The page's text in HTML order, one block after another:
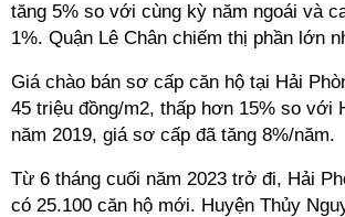
tăng 5% so với cùng kỳ năm ngoái và
1%. Quận Lê Chân chiếm thị phần lớn
Giá chào bán sơ cấp căn hộ tại Hải
45 triệu đồng/m2, thấp hơn 15% so với
năm 2019, giá sơ cấp đã tăng 8%/năm.
Từ 6 tháng cuối năm 2023 trở đi, Hải
có 25.100 căn hộ mới. Huyện Thủy